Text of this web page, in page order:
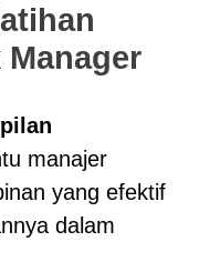
manajer
yang efektif
dalam